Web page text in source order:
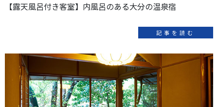
【露天風呂付き客室】内風呂のある大分の温泉宿
記事を読む